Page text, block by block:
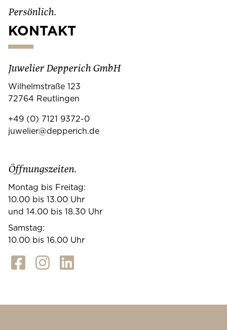
Persönlich.
KONTAKT
Juwelier Depperich GmbH
Wilhelmstraße 123
72764 Reutlingen
+49 (0) 7121 9372-0
juwelier@depperich.de
Öffnungszeiten.
Montag bis Freitag:
10.00 bis 13.00 Uhr
und 14.00 bis 18.30 Uhr
Samstag:
10.00 bis 16.00 Uhr